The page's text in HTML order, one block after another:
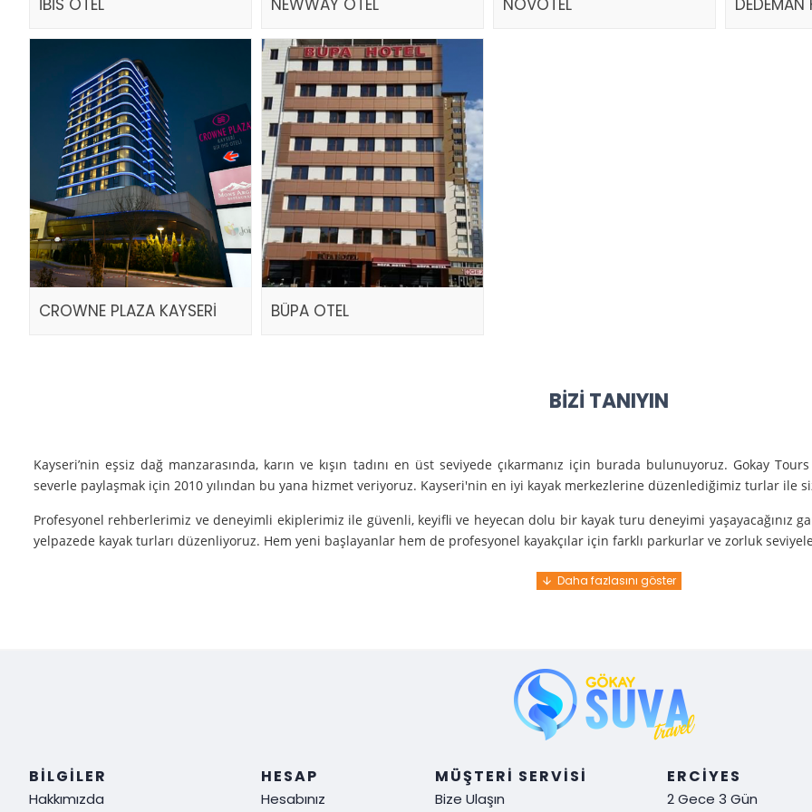
CROWNE PLAZA KAYSERİ BÜPA OTEL
BIZI TANIYIN
Kayseri’nin eşsiz dağ manzarasında, karın ve kışın tadını en üst seviyede çıkarmanız için burada bulunuyoruz. Gokay
severle paylaşmak için 2010 yılından bu yana hizmet veriyoruz. Kayseri'nin en iyi kayak merkezlerine düzenlediğimiz turlar ile
Profesyonel rehberlerimiz ve deneyimli ekiplerimiz ile güvenli, keyifli ve heyecan dolu bir kayak turu deneyimi yaşayacağınız
yelpazede kayak turları düzenliyoruz. Hem yeni başlayanlar hem de profesyonel kayakçılar için farklı parkurlar ve zorluk
Güvenlik: Kayak yaparken güvenliğiniz bizim için her şeyden önce gelir. En kaliteli ekipmanlarla ve uzman rehberlerle sizi güvenle
Müşteri Memnuniyeti: Sizin tatmin olmanız bizim için her şey demek. Tüm detayları önceden planlayarak, size özel, rahat ve
ediyoruz!
BILGILER
Hakkımızda
HESAP
Hesabınız
MÜŞTERI SERVISI
Bize Ulaşın
ERCIYES
2 Gece 3 Gün